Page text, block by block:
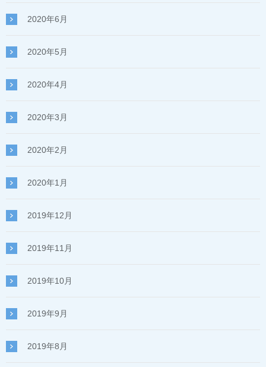
2020年6月
2020年5月
2020年4月
2020年3月
2020年2月
2020年1月
2019年12月
2019年11月
2019年10月
2019年9月
2019年8月